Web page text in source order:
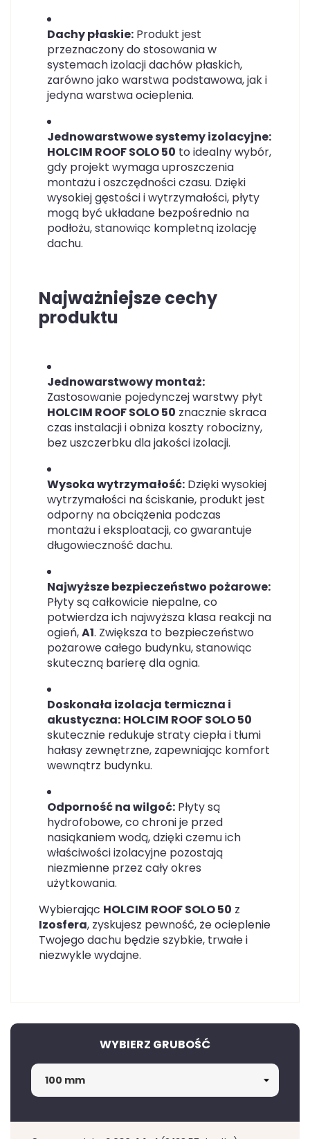
Dachy płaskie: Produkt jest
przeznaczony do stosowania w
systemach izolacji dachów płaskich,
zarówno jako warstwa podstawowa, jak i
jedyna warstwa ocieplenia.
Jednowarstwowe systemy izolacyjne:
HOLCIM ROOF SOLO 50 to idealny wybór,
gdy projekt wymaga uproszczenia
montażu i oszczędności czasu. Dzięki
wysokiej gęstości i wytrzymałości, płyty
mogą być układane bezpośrednio na
podłożu, stanowiąc kompletną izolację
dachu.
Najważniejsze cechy
produktu
Jednowarstwowy montaż:
Zastosowanie pojedynczej warstwy płyt
HOLCIM ROOF SOLO 50 znacznie skraca
czas instalacji i obniża koszty robocizny,
bez uszczerbku dla jakości izolacji.
Wysoka wytrzymałość: Dzięki wysokiej
wytrzymałości na ściskanie, produkt jest
odporny na obciążenia podczas
montażu i eksploatacji, co gwarantuje
długowieczność dachu.
Najwyższe bezpieczeństwo pożarowe:
Płyty są całkowicie niepalne, co
potwierdza ich najwyższa klasa reakcji na
ogień,A1. Zwiększa to bezpieczeństwo
pożarowe całego budynku, stanowiąc
skuteczną barierę dla ognia.
Doskonała izolacja termiczna i
akustyczna: HOLCIM ROOF SOLO 50
skutecznie redukuje straty ciepła i tłumi
hałasy zewnętrzne, zapewniając komfort
wewnątrz budynku.
Odporność na wilgoć: Płyty są
hydrofobowe, co chroni je przed
nasiąkaniem wodą, dzięki czemu ich
właściwości izolacyjne pozostają
niezmienne przez cały okres
użytkowania.
Wybierając HOLCIM ROOF SOLO 50 z
Izosfera, zyskujesz pewność, że ocieplenie
Twojego dachu będzie szybkie, trwałe i
niezwykle wydajne.
WYBIERZ GRUBOŚĆ